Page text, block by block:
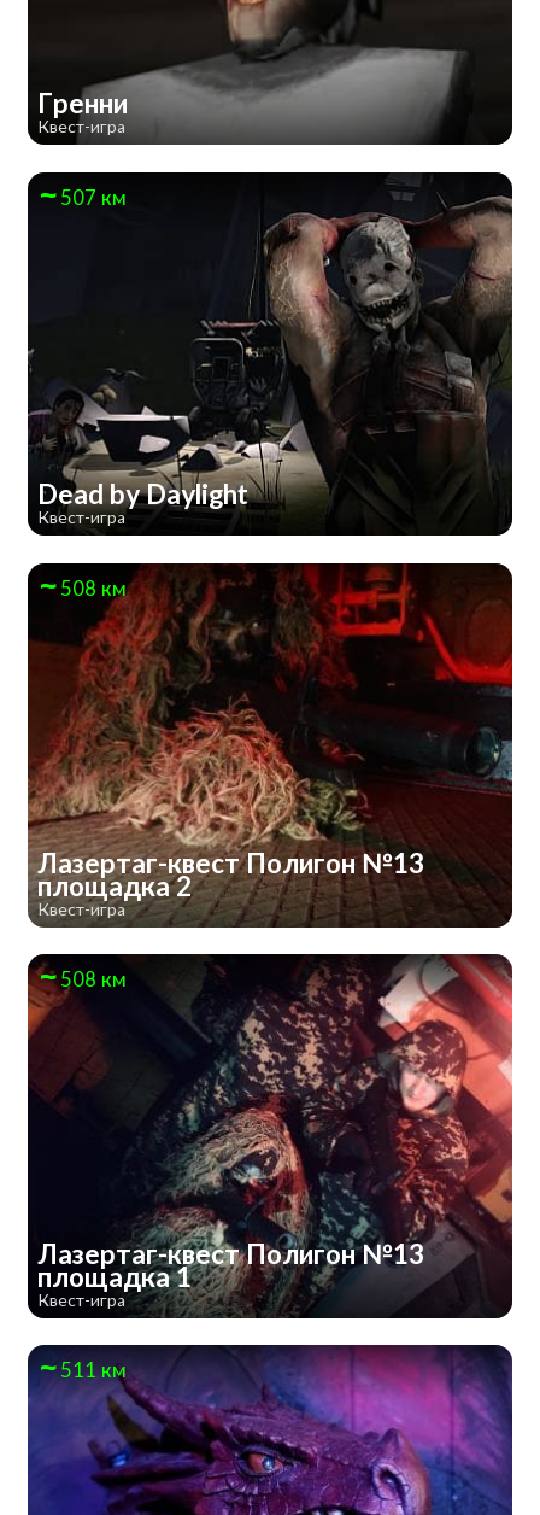
Гренни
Квест-игра
507 км
Dead by Daylight
Квест-игра
508 км
Лазертаг-квест Полигон №13
площадка 2
Квест-игра
508 км
Лазертаг-квест Полигон №13
площадка 1
Квест-игра
511 км